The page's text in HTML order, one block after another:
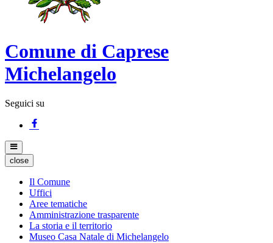
Comune di Caprese
Michelangelo
Seguici su
close
Il Comune
Uffici
Aree tematiche
Amministrazione trasparente
La storia e il territorio
Museo Casa Natale di Michelangelo